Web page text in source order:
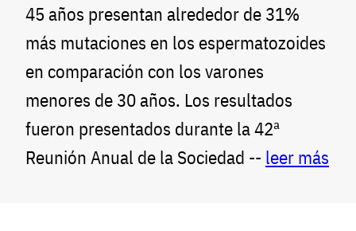
45 años presentan alrededor de 31%
más mutaciones en los espermatozoides
en comparación con los varones
menores de 30 años. Los resultados
fueron presentados durante la 42ª
Reunión Anual de la Sociedad -- leer más